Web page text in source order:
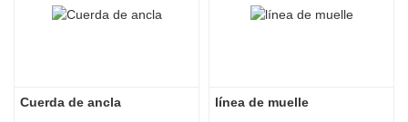
Cuerda de ancla línea de muelle